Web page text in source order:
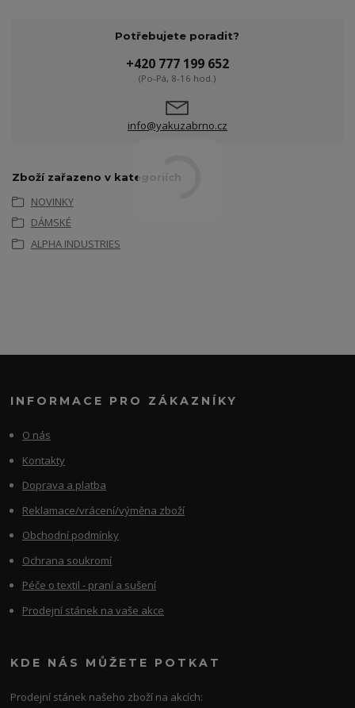
Potřebujete poradit?
+420 777 199 652
(Po-Pá, 8-16 hod.)
info@yakuzabrno.cz
Zboží zařazeno v kategoriích
NOVINKY
DÁMSKÉ
ALPHA INDUSTRIES
INFORMACE PRO ZÁKAZNÍKY
O nás
Kontakty
Doprava a platba
Reklamace/vrácení/výměna zboží
Obchodní podmínky
Ochrana soukromí
Péče o textil - praní a sušení
Prodejní stánek na vaše akce
KDE NÁS MŮŽETE POTKAT
Prodejní stánek našeho zboží na akcích: